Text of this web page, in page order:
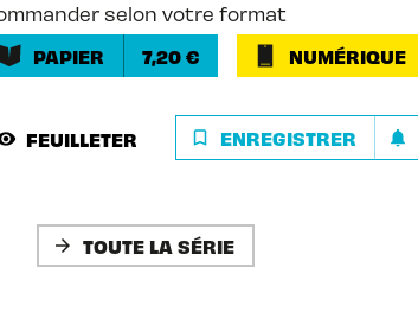
selon votre format
PAPIER
7,20 € NUMÉRIQUE
FEUILLETER bookmark_border ENREGISTRER notifications
arrow_forward TOUTE LA SÉRIE